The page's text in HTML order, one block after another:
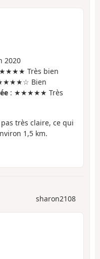
2020
Très bien
Bien
: ★★★★★ Très
très claire, ce qui
1,5 km.
sharon2108